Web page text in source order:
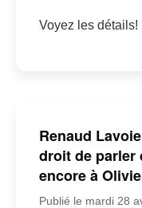
Voyez les détails!
Renaud
droit de parler
encore à
Publié le mardi 28